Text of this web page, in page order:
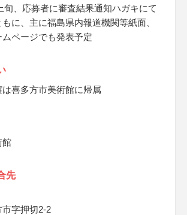
旬、応募者に審査結果通知ハガキにて
に、主に福島県内報道機関等紙面、
ムページでも発表予定
喜多方市美術館に帰属
館
先
字押切2-2